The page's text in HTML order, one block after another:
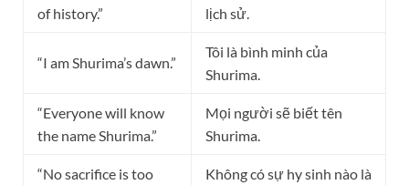
of history.”
lịch sử.
“I am Shurima’s dawn.”
Tôi là bình minh của
Shurima.
“Everyone will know
the name Shurima.”
Mọi người sẽ biết tên
Shurima.
“No sacrifice is too
Không có sự hy sinh nào là